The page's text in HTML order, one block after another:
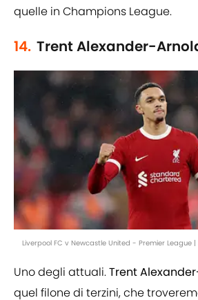
quelle in Champions League.
14. Trent Alexander-
Liverpool FC v Newcastle United - Premier League
Uno degli attuali.Trent
quel filone di terzini, che